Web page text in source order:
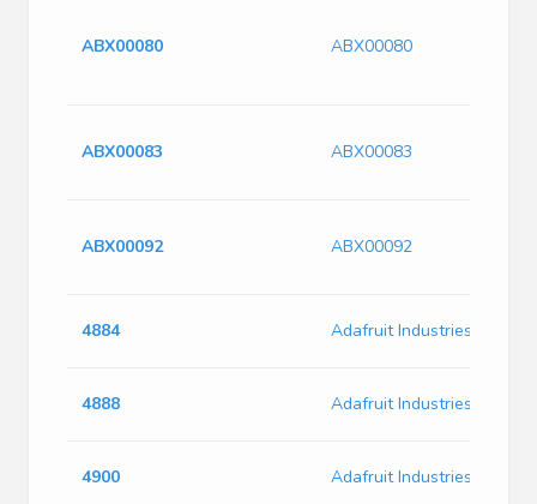
ABX00080 ABX00080
ABX00083 ABX00083
ABX00092 ABX00092
4884 Adafruit Industries 4884
4888 Adafruit Industries 4888
4900 Adafruit Industries 4900